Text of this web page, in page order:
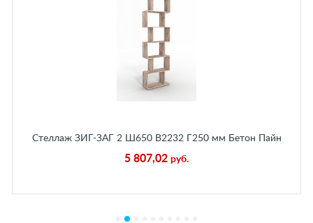
Стеллаж ЗИГ-ЗАГ 2 Ш650 В2232 Г250 мм Бетон Пайн
5 807,02 руб.